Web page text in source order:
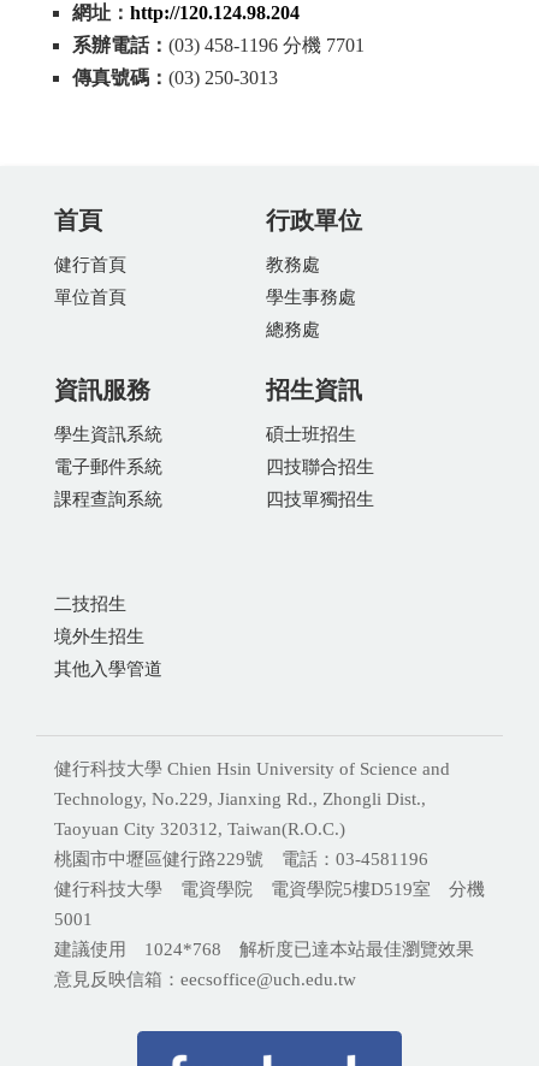
網址： http://120.124.98.204
系辦電話： (03) 458-1196 分機 7701
傳真號碼： (03) 250-3013
首頁
健行首頁
單位首頁
行政單位
教務處
學生事務處
總務處
資訊服務
學生資訊系統
電子郵件系統
課程查詢系統
招生資訊
碩士班招生
四技聯合招生
四技單獨招生
二技招生
境外生招生
其他入學管道
健行科技大學 Chien Hsin University of Science and
Technology, No.229, Jianxing Rd., Zhongli Dist.,
Taoyuan City 320312, Taiwan(R.O.C.)
桃園市中壢區健行路229號 電話：03-4581196
健行科技大學 電資學院 電資學院5樓D519室 分機
5001
建議使用 1024*768 解析度已達本站最佳瀏覽效果
意見反映信箱：eecsoffice@uch.edu.tw